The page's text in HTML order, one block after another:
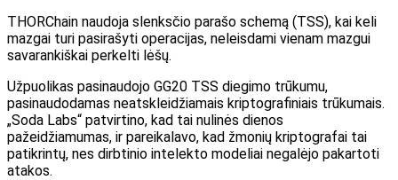
THORChain naudoja slenksčio parašo schemą (TSS), kai keli
mazgai turi pasirašyti operacijas, neleisdami vienam mazgui
savarankiškai perkelti lėšų.
Užpuolikas pasinaudojo GG20 TSS diegimo trūkumu,
pasinaudodamas neatskleidžiamais kriptografiniais trūkumais.
„Soda Labs“ patvirtino, kad tai nulinės dienos
pažeidžiamumas, ir pareikalavo, kad žmonių kriptografai tai
patikrintų, nes dirbtinio intelekto modeliai negalėjo pakartoti
atakos.